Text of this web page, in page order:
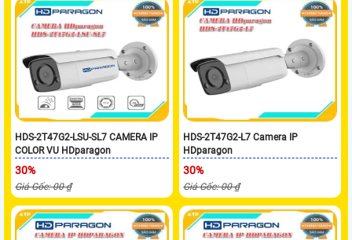
HDS-2T47G2-LSU-SL7 CAMERA IP
COLOR VU HDparagon
30%
Giá Gốc: 00 ₫
HDS-2T47G2-L7 Camera IP
HDparagon
30%
Giá Gốc: 00 ₫